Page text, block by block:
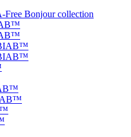
Bonjour collection